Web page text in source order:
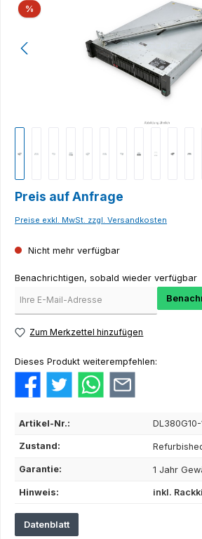
% Rabatt
Preis auf Anfrage
Preise exkl. MwSt. zzgl. Versandkosten
Nicht mehr verfügbar
Benachrichtigen, sobald wieder verfügbar
Zum Merkzettel hinzufügen
Dieses Produkt weiterempfehlen:
Artikel-Nr.: DL380G10-
Zustand:
Garantie: 1 Jahr
Hinweis: inkl.
Datenblatt